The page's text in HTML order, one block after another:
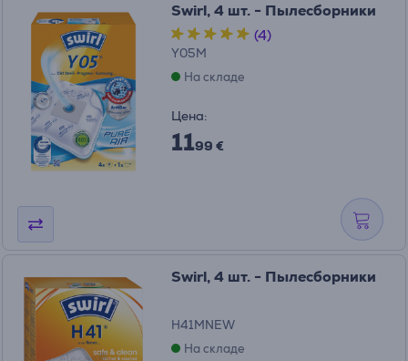
Swirl, 4 шт. - Пылесборники
(4)
Y05M
На складе
Цена:
1199 €
Swirl, 4 шт. - Пылесборники
H41MNEW
На складе